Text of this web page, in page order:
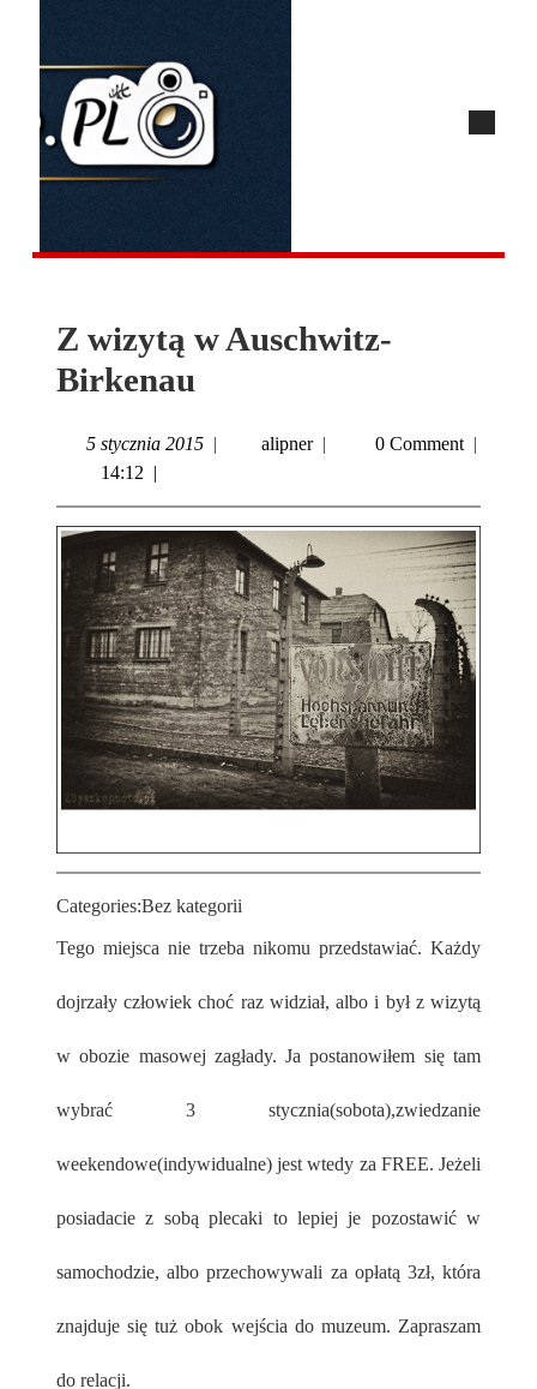
Z wizytą w Auschwitz-
Birkenau
5 stycznia 2015 | alipner | 0 Comment |
14:12 |
Categories:Bez kategorii
Tego miejsca nie trzeba nikomu przedstawiać. Każdy
dojrzały człowiek choć raz widział, albo i był z wizytą
w obozie masowej zagłady. Ja postanowiłem się tam
wybrać 3 stycznia(sobota),zwiedzanie
weekendowe(indywidualne) jest wtedy za FREE. Jeżeli
posiadacie z sobą plecaki to lepiej je pozostawić w
samochodzie, albo przechowywali za opłatą 3zł, która
znajduje się tuż obok wejścia do muzeum. Zapraszam
do relacji.